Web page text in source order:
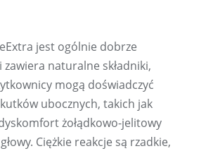
jest ogólnie dobrze
naturalne składniki,
mogą doświadczyć
ubocznych, takich jak
żołądkowo-jelitowy
Ciężkie reakcje są rzadkie,